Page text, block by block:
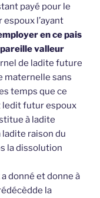
payé pour le
l’ayant
en ce pais
pareille valleur
de ladite future
maternelle sans
temps que ce
ledit futur espoux
à ladite
raison du
la dissolution
donné et donne à
la